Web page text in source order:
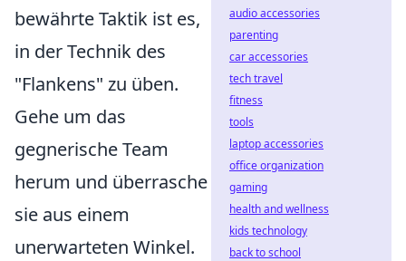
bewährte Taktik ist es,
in der Technik des
"Flankens" zu üben.
Gehe um das
gegnerische Team
herum und überrasche
sie aus einem
unerwarteten Winkel.
audio accessories
parenting
car accessories
tech travel
fitness
tools
laptop accessories
office organization
gaming
health and wellness
kids technology
back to school